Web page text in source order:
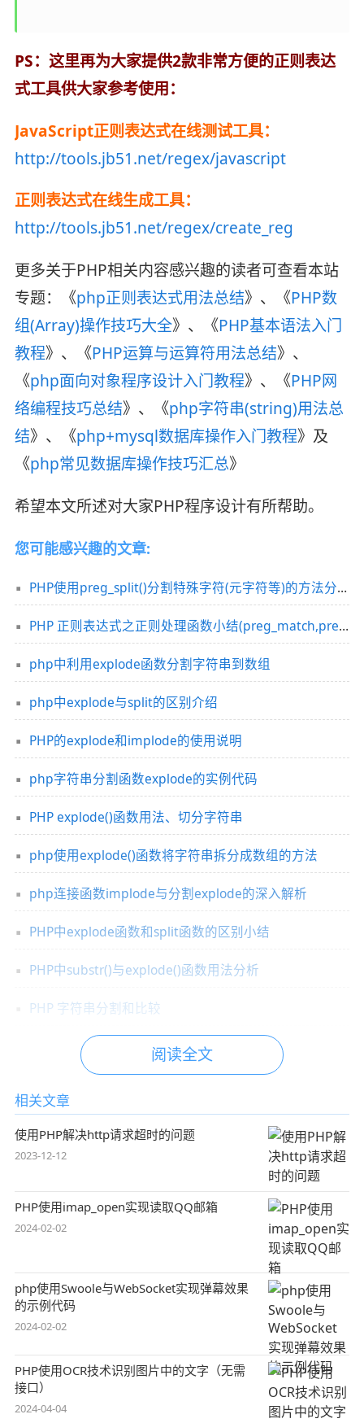
PS：这里再为大家提供2款非常方便的正则表达
式工具供大家参考使用：
JavaScript正则表达式在线测试工具：
http://tools.jb51.net/regex/javascript
正则表达式在线生成工具：
http://tools.jb51.net/regex/create_reg
更多关于PHP相关内容感兴趣的读者可查看本站
专题：《php正则表达式用法总结》、《PHP数
组(Array)操作技巧大全》、《PHP基本语法入门
教程》、《PHP运算与运算符用法总结》、
《php面向对象程序设计入门教程》、《PHP网
络编程技巧总结》、《php字符串(string)用法总
结》、《php+mysql数据库操作入门教程》及
《php常见数据库操作技巧汇总》
希望本文所述对大家PHP程序设计有所帮助。
您可能感兴趣的文章:
PHP使用preg_split()分割特殊字符(元字符等)的方法分析
PHP 正则表达式之正则处理函数小结(preg_match,preg_match_all,preg_replace,preg_split)
php中利用explode函数分割字符串到数组
php中explode与split的区别介绍
PHP的explode和implode的使用说明
php字符串分割函数explode的实例代码
PHP explode()函数用法、切分字符串
php使用explode()函数将字符串拆分成数组的方法
php连接函数implode与分割explode的深入解析
PHP中explode函数和split函数的区别小结
PHP中substr()与explode()函数用法分析
PHP 字符串分割和比较
阅读全文
相关文章
使用PHP解决http请求超时的问题
2023-12-12
PHP使用imap_open实现读取QQ邮箱
2024-02-02
php使用Swoole与WebSocket实现弹幕效果
的示例代码
2024-02-02
PHP使用OCR技术识别图片中的文字（无需
接口）
2024-04-04